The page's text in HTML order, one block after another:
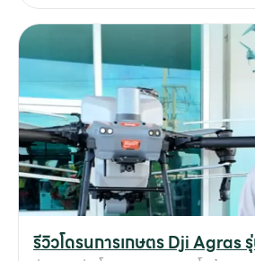
หลัง) + Hoe (จอบ/เสียม) หมายถึงร
หลัง ส่วนคำว่า “แม็คโคร” เป็นชื่อที่คน
ติดปากจากการออกเสียงที่เพี้ยนมาจา
รถแบคโฮ หรือ รถแม็คโคร ประกอบด้
ดังนี้ 1️⃣ แขนขุด (Boom & Arm) – ใช้
บุ้งกี๋ (Bucket) – ติดอยู่ปลายแขนขุด
ห้องโดยสารคนขับ (Cabin) – ปิดล้อม
ปลอดภัย4️⃣ ระบบขับเคลื่อน (Tracks/
แบบล้อและตีนตะขาบเพื่อรองรับการทำ
ขาพยุง (Stabilizer Leg) หรือ แทรก
เสถียรภาพในการทำงาน 🚧 การใช้งาน
แม็คโครรถขุดประเภทนี้ถูกนำไปใช้ในห
รีวิวโดรนการเกษตร Dji Agras